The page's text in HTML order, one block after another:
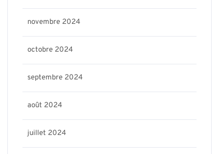
novembre 2024
octobre 2024
septembre 2024
août 2024
juillet 2024